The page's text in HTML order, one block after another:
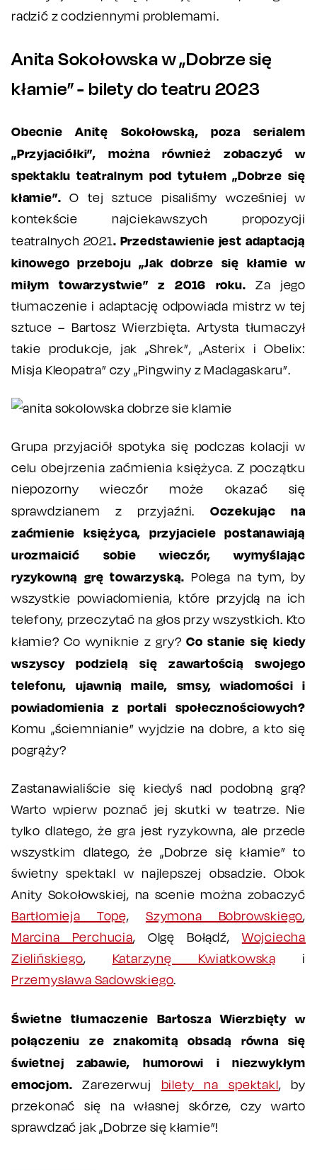
radzić z codziennymi problemami.
Anita Sokołowska w „Dobrze się
kłamie” - bilety do teatru 2023
Obecnie Anitę Sokołowską, poza serialem
„Przyjaciółki”, można również zobaczyć w
spektaklu teatralnym pod tytułem „Dobrze się
kłamie”.O tej sztuce pisaliśmy wcześniej w
kontekście najciekawszych propozycji
teatralnych 2021. Przedstawienie jest adaptacją
kinowego przeboju „Jak dobrze się kłamie w
miłym towarzystwie” z 2016 roku. Za jego
tłumaczenie i adaptację odpowiada mistrz w tej
sztuce – Bartosz Wierzbięta. Artysta tłumaczył
takie produkcje, jak „Shrek”, „Asterix i Obelix:
Misja Kleopatra” czy „Pingwiny z Madagaskaru”.
Grupa przyjaciół spotyka się podczas kolacji w
celu obejrzenia zaćmienia księżyca. Z początku
niepozorny wieczór może okazać się
sprawdzianem z przyjaźni. Oczekując na
zaćmienie księżyca, przyjaciele postanawiają
urozmaicić sobie wieczór, wymyślając
ryzykowną grę towarzyską. Polega na tym, by
wszystkie powiadomienia, które przyjdą na ich
telefony, przeczytać na głos przy wszystkich. Kto
kłamie? Co wyniknie z gry?Co stanie się kiedy
wszyscy podzielą się zawartością swojego
telefonu, ujawnią maile, smsy, wiadomości i
powiadomienia z portali społecznościowych?
Komu „ściemnianie” wyjdzie na dobre, a kto się
pogrąży?
Zastanawialiście się kiedyś nad podobną grą?
Warto wpierw poznać jej skutki w teatrze. Nie
tylko dlatego, że gra jest ryzykowna, ale przede
wszystkim dlatego, że „Dobrze się kłamie” to
świetny spektakl w najlepszej obsadzie. Obok
Anity Sokołowskiej, na scenie można zobaczyć
Bartłomieja Topę, Szymona Bobrowskiego,
Marcina Perchucia, Olgę Bołądź,Wojciecha
Zielińskiego, Katarzynę Kwiatkowską i
Przemysława Sadowskiego.
Świetne tłumaczenie Bartosza Wierzbięty w
połączeniu ze znakomitą obsadą równa się
świetnej zabawie, humorowi i niezwykłym
emocjom. Zarezerwuj bilety na spektakl, by
przekonać się na własnej skórze, czy warto
sprawdzać jak „Dobrze się kłamie”!